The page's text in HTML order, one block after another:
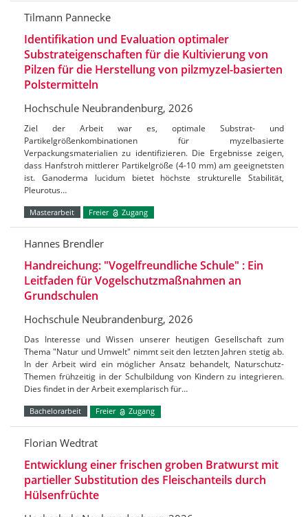
Tilmann Pannecke
Identifikation und Evaluation optimaler
Substrateigenschaften für die Kultivierung von
Pilzen für die Herstellung von pilzmyzel-basierten
Polstermitteln
Hochschule Neubrandenburg, 2026
Ziel der Arbeit war es, optimale Substrat- und
Partikelgrößenkombinationen für myzelbasierte
Verpackungsmaterialien zu identifizieren. Die Ergebnisse zeigen,
dass Hanfstroh mittlerer Partikelgröße (4-10 mm) am geeignetsten
ist. Ganoderma lucidum bietet höchste strukturelle Stabilität,
Pleurotus…
Masterarbeit Freier Zugang
Hannes Brendler
Handreichung: "Vogelfreundliche Schule" : Ein
Leitfaden für Vogelschutzmaßnahmen an
Grundschulen
Hochschule Neubrandenburg, 2026
Das Interesse und Wissen unserer heutigen Gesellschaft zum
Thema "Natur und Umwelt" nimmt seit den letzten Jahren stetig ab.
In der Arbeit wird ein möglicher Ansatz behandelt, Naturschutz-
Themen frühzeitig in der Schulbildung von Kindern zu integrieren.
Dies findet in der Arbeit exemplarisch für…
Bachelorarbeit Freier Zugang
Florian Wedtrat
Entwicklung einer frischen groben Bratwurst mit
partieller Substitution des Fleischanteils durch
Hülsenfrüchte